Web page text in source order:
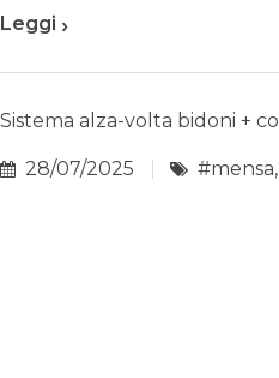
Leggi ›
Sistema alza-volta bidoni +
28/07/2025 #mensa